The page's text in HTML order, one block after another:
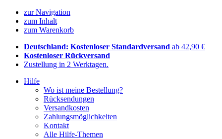
zur Navigation
zum Inhalt
zum Warenkorb
Deutschland: Kostenloser Standardversand ab 42,90 €
Kostenloser Rückversand
Zustellung in 2 Werktagen.
Hilfe
Wo ist meine Bestellung?
Rücksendungen
Versandkosten
Zahlungsmöglichkeiten
Kontakt
Alle Hilfe-Themen